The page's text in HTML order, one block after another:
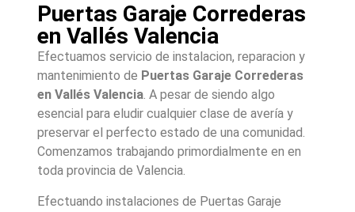
Puertas Garaje Correderas
en Vallés Valencia
Efectuamos servicio de instalacion, reparacion y
mantenimiento de Puertas Garaje Correderas
en Vallés Valencia. A pesar de siendo algo
esencial para eludir cualquier clase de avería y
preservar el perfecto estado de una comunidad.
Comenzamos trabajando primordialmente en en
toda provincia de Valencia.
Efectuando instalaciones de Puertas Garaje